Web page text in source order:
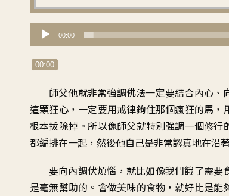
訊
播
00:00
00:00
師父他就非常強調佛法一定要結合內心、
這顆狂心， 一定要用戒律鉤住那個瘋狂的馬 ，
根本拔除掉 。所以像師父就特別強調一個修行
都編排在一起 ， 然後他自己是非常認真地在沿
要向內調伏煩惱 ， 就比如像我們餓了需要
是毫無幫助的 。 會做美味的食物 ，就好比是能